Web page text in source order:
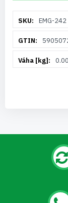
informáciíEMG-242